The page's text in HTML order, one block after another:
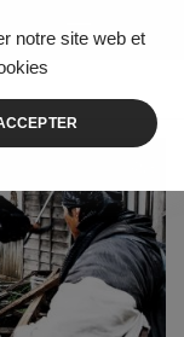
notre site web et